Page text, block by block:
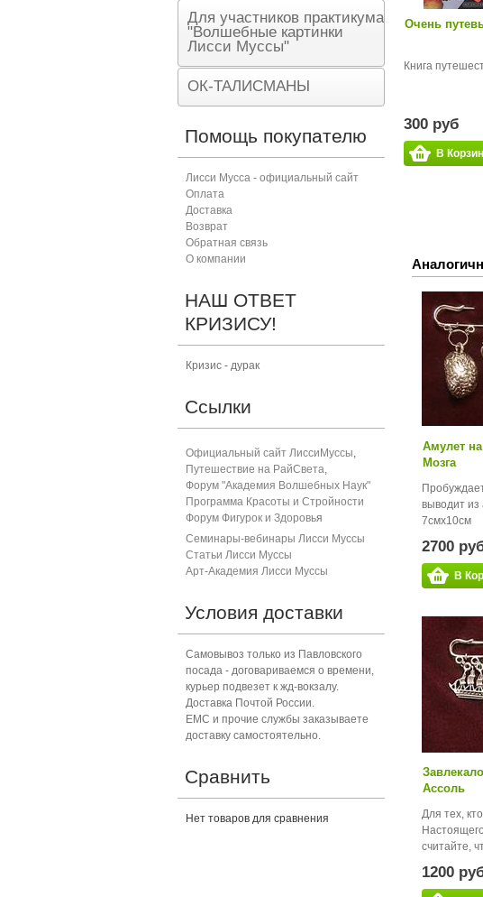
Очень
Книга
300 руб
В
Амулет
Мозга
выводит из
7смх10см
2700
В
Ассоль
Для тех,
считайте,
1200
Для участников практикума
"Волшебные картинки
Лисси Муссы"
ОК-ТАЛИСМАНЫ
Помощь покупателю
Лисси Мусса - официальный сайт
Оплата
Доставка
Возврат
Обратная связь
О компании
НАШ ОТВЕТ
КРИЗИСУ!
Кризис - дурак
Ссылки
Официальный сайт ЛиссиМуссы,
Путешествие на РайСвета,
Форум "Академия Волшебных Наук"
Программа Красоты и Стройности
Форум Фигурок и Здоровья
Семинары-вебинары Лисси Муссы
Статьи Лисси Муссы
Арт-Академия Лисси Муссы
Условия доставки
Самовывоз только из Павловского
посада - договариваемся о времени,
курьер подвезет к жд-вокзалу.
Доставка Почтой России.
ЕМС и прочие службы заказываете
доставку самостоятельно.
Сравнить
Нет товаров для сравнения